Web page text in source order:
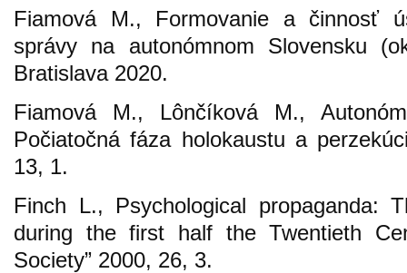
Fiamová M., Formovanie a činnosť
správy na autonómnom Slovensku
Bratislava 2020.
Fiamová M., Lônčíková M.,
Počiatočná fáza holokaustu a
13, 1.
Finch L., Psychological propaganda:
during the first half the Twentieth
Society” 2000, 26, 3.